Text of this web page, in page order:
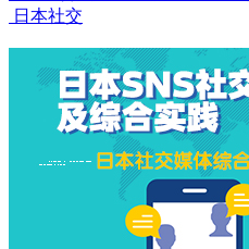
日本社交